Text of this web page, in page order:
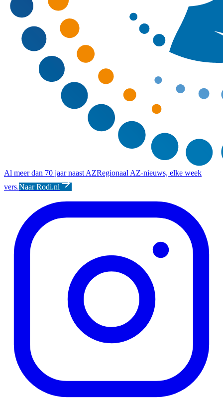
Al meer dan 70 jaar naast AZRegionaal AZ-nieuws, elke week
vers.Naar Rodi.nl